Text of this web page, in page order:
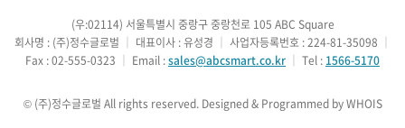
(우:02114) 서울특별시 중랑구 중랑천로 105 ABC Square
회사명 : (주)정수글로벌
대표이사 : 유성경 사업자등록번호 : 224-81-35098
Fax : 02-555-0323
Email :sales@abcsmart.co.kr Tel : 1566-5170
© (주)정수글로벌 All rights reserved. Designed & Programmed by WHOIS